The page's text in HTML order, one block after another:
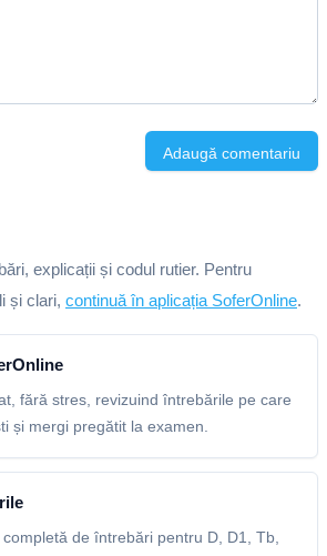
Adaugă comentariu
explicații și codul rutier. Pentru
și clari, continuă în aplicația SoferOnline.
fără stres, revizuind întrebările pe care
și mergi pregătit la examen.
de întrebări pentru D, D1, Tb,